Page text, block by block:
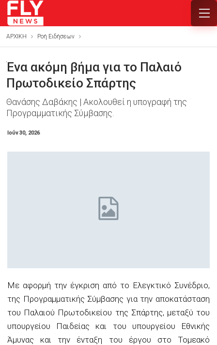
ΑΡΧΙΚΗ Ροή Ειδήσεων
Ένα ακόμη βήμα για το Παλαιό
Πρωτοδικείο Σπάρτης
Θανάσης Δαβάκης | Ακολουθεί η υπογραφή της
Προγραμματικής Σύμβασης.
Ιούν 30, 2026
Με αφορμή την έγκριση από το Ελεγκτικό Συνέδριο,
της Προγραμματικής Σύμβασης για την αποκατάσταση
του Παλαιού Πρωτοδικείου της Σπάρτης, μεταξύ του
υπουργείου Παιδείας και του υπουργείου Εθνικής
Άμυνας και την ένταξη του έργου στο Τομεακό